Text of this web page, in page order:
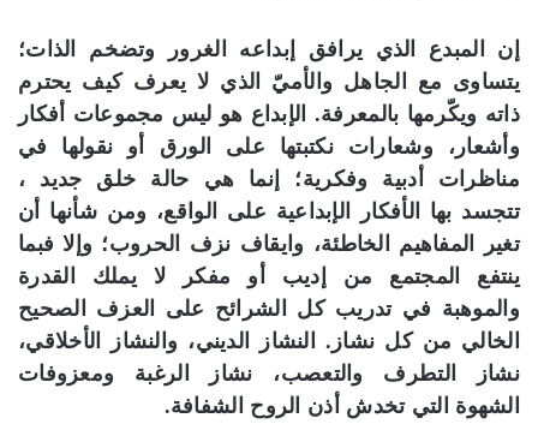
إن المبدع الذي يرافق إبداعه الغرور وتضخم الذات؛
يتساوى مع الجاهل والأميّ الذي لا يعرف كيف يحترم
ذاته ويكّرمها بالمعرفة. الإبداع هو ليس مجموعات أفكار
وأشعار، وشعارات نكتبتها على الورق أو نقولها في
مناظرات أدبية وفكرية؛ إنما هي حالة خلق جديد ،
تتجسد بها الأفكار الإبداعية على الواقع، ومن شأنها أن
تغير المفاهيم الخاطئة، وايقاف نزف الحروب؛ وإلا فبما
ينتفع المجتمع من إديب أو مفكر لا يملك القدرة
والموهبة في تدريب كل الشرائح على العزف الصحيح
الخالي من كل نشاز. النشاز الديني، والنشاز الأخلاقي،
نشاز التطرف والتعصب، نشاز الرغبة ومعزوفات
الشهوة التي تخدش أذن الروح الشفافة.